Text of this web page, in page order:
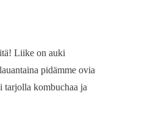
Liike on auki
pidämme ovia
tarjolla kombuchaa ja